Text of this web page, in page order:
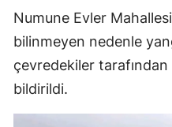
Numune Evler
bilinmeyen nedenle
çevredekiler
bildirildi.